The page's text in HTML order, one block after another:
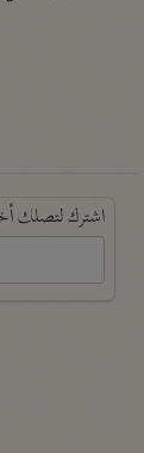
اشترك لتصلك